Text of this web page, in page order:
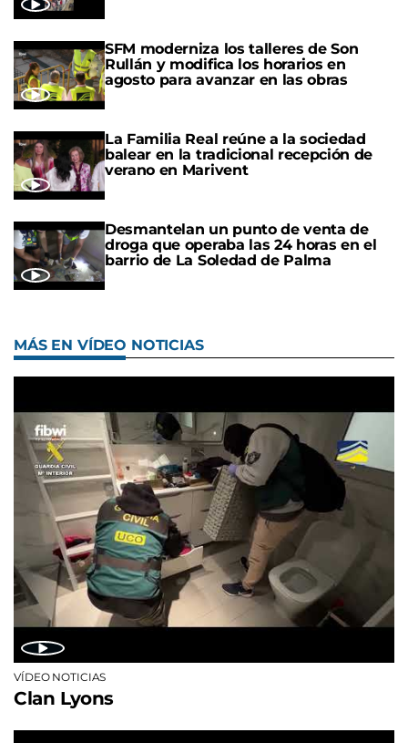
SFM moderniza los talleres de Son
Rullán y modifica los horarios en
agosto para avanzar en las obras
La Familia Real reúne a la sociedad
balear en la tradicional recepción de
verano en Marivent
Desmantelan un punto de venta de
droga que operaba las 24 horas en el
barrio de La Soledad de Palma
MÁS EN VÍDEO NOTICIAS
VÍDEO NOTICIAS
Clan Lyons